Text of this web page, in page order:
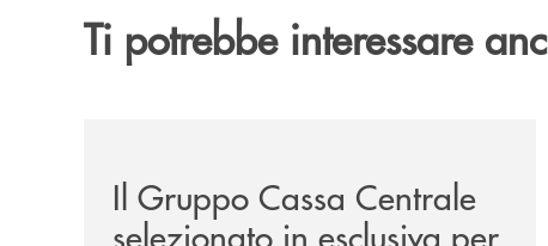
Ti potrebbe interessare
Il Gruppo Cassa Centrale
selezionato in esclusiva per